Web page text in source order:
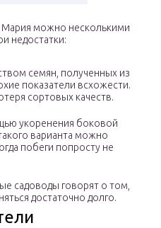
Мария можно несколькими
недостатки:
семян, полученных из
показатели всхожести.
сортовых качеств.
укоренения боковой
варианта можно
побеги попросту не
садоводы говорят о том,
достаточно долго.